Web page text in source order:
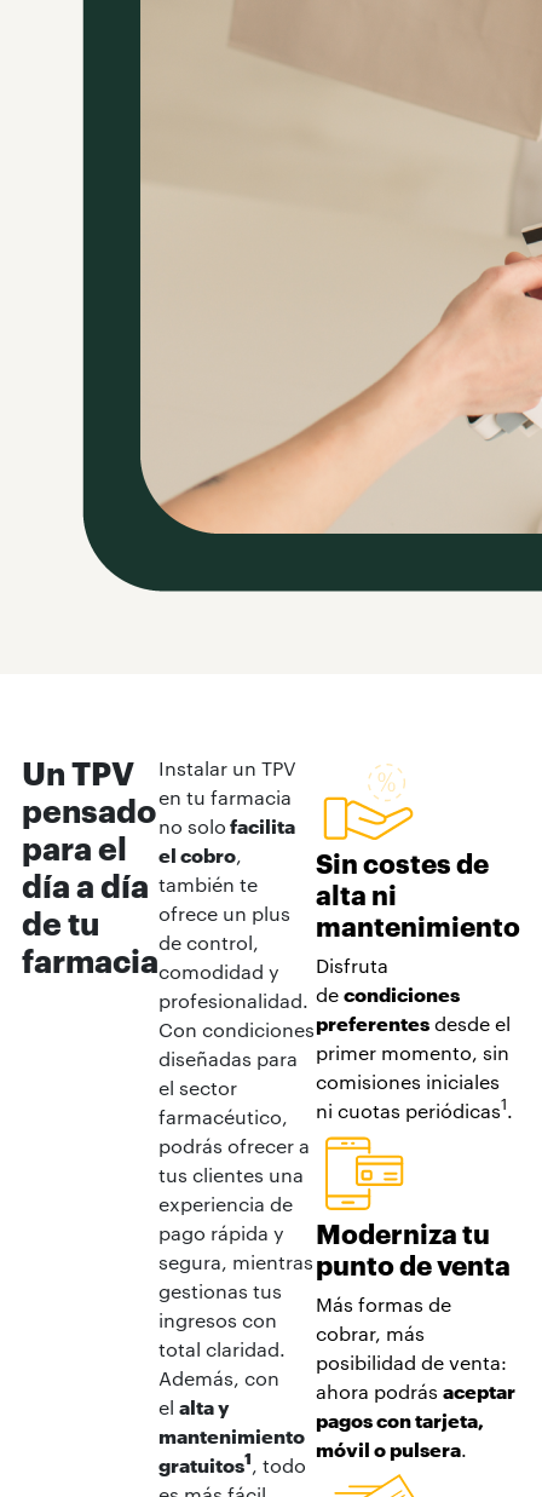
Un TPV
pensado
para el
día a día
de tu
farmacia
Instalar un TPV
en tu farmacia
no solo facilita
el cobro,
también te
ofrece un plus
de control,
comodidad y
profesionalidad.
Con condiciones
diseñadas para
el sector
farmacéutico,
podrás ofrecer a
tus clientes una
experiencia de
pago rápida y
segura, mientras
gestionas tus
ingresos con
total claridad.
Además, con
el alta y
mantenimiento
gratuitos1, todo
Sin costes de
alta ni
mantenimiento
Disfruta
decondiciones
preferentes desde el
primer momento, sin
comisiones iniciales
ni cuotas periódicas1
Moderniza tu
punto de venta
Más formas de
cobrar, más
posibilidad de venta:
ahora podrásaceptar
pagos con tarjeta,
móvil o pulsera.